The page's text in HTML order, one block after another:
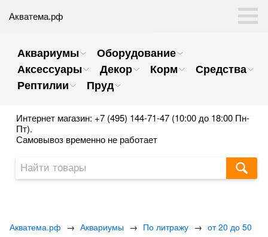
Акватема.рф
Аквариумы
Оборудование
Аксессуары
Декор Корм
Средства
Рептилии
Пруд
Интернет магазин: +7 (495) 144-71-47 (10:00 до 18:00 Пн-
Пт).
Самовывоз временно не работает
Акватема.рф → Аквариумы → По литражу → от 20 до 50